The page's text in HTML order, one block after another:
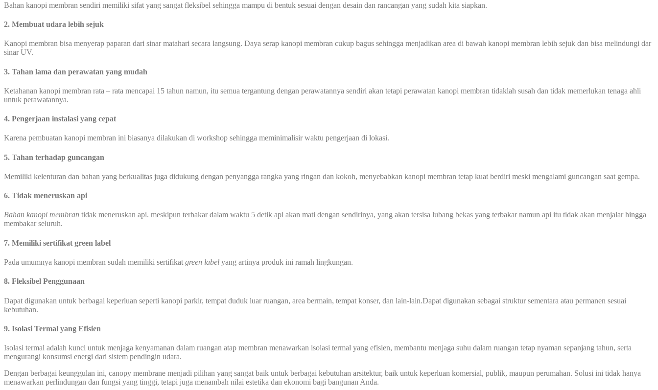
Bahan kanopi membran sendiri memiliki sifat yang sangat fleksibel sehingga mampu di bentuk sesuai dengan desain dan rancangan yang sudah kita siapkan.
2. Membuat udara lebih sejuk
Kanopi membran bisa menyerap paparan dari sinar matahari secara langsung. Daya serap kanopi membran cukup bagus sehingga menjadikan area di bawah kanopi membran lebih sejuk dan bisa melindungi dar
sinar UV.
3. Tahan lama dan perawatan yang mudah
Ketahanan kanopi membran rata – rata mencapai 15 tahun namun, itu semua tergantung dengan perawatannya sendiri akan tetapi perawatan kanopi membran tidaklah susah dan tidak memerlukan tenaga ahli
untuk perawatannya.
4. Pengerjaan instalasi yang cepat
Karena pembuatan kanopi membran ini biasanya dilakukan di workshop sehingga meminimalisir waktu pengerjaan di lokasi.
5. Tahan terhadap guncangan
Memiliki kelenturan dan bahan yang berkualitas juga didukung dengan penyangga rangka yang ringan dan kokoh, menyebabkan kanopi membran tetap kuat berdiri meski mengalami guncangan saat gempa.
6. Tidak meneruskan api
Bahan kanopi membran tidak meneruskan api. meskipun terbakar dalam waktu 5 detik api akan mati dengan sendirinya, yang akan tersisa lubang bekas yang terbakar namun api itu tidak akan menjalar hingga
membakar seluruh.
7. Memiliki sertifikat green label
Pada umumnya kanopi membran sudah memiliki sertifikat green label yang artinya produk ini ramah lingkungan.
8. Fleksibel Penggunaan
Dapat digunakan untuk berbagai keperluan seperti kanopi parkir, tempat duduk luar ruangan, area bermain, tempat konser, dan lain-lain.Dapat digunakan sebagai struktur sementara atau permanen sesuai
kebutuhan.
9. Isolasi Termal yang Efisien
Isolasi termal adalah kunci untuk menjaga kenyamanan dalam ruangan atap membran menawarkan isolasi termal yang efisien, membantu menjaga suhu dalam ruangan tetap nyaman sepanjang tahun, serta
mengurangi konsumsi energi dari sistem pendingin udara.
Dengan berbagai keunggulan ini, canopy membrane menjadi pilihan yang sangat baik untuk berbagai kebutuhan arsitektur, baik untuk keperluan komersial, publik, maupun perumahan. Solusi ini tidak hanya
menawarkan perlindungan dan fungsi yang tinggi, tetapi juga menambah nilai estetika dan ekonomi bagi bangunan Anda.